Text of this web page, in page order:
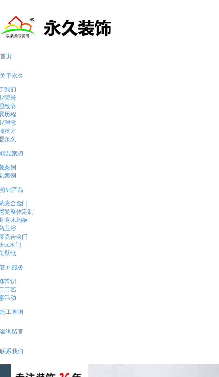
首页
关于永久
我们
荣誉
致辞
历程
理念
英才
永久
精品案例
案例
案例
热销产品
克合金门
曼整体定制
克木地板
卫浴
克合金门
cc木门
壁纸
客户服务
常识
工艺
活动
施工查询
咨询留言
联系我们